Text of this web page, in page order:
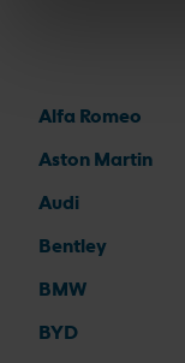
Alfa Romeo
Aston Martin
Audi
Bentley
BMW
BYD